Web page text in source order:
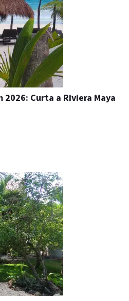
Curta a Riviera Maya